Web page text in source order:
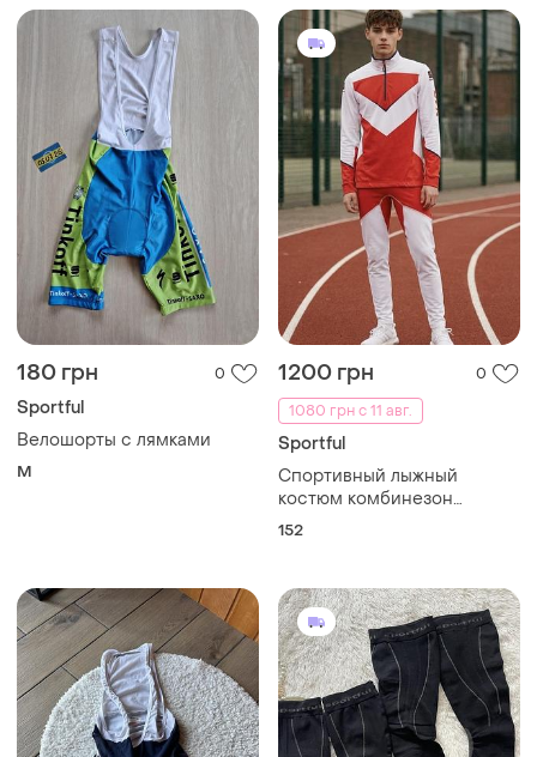
180 грн 0
Sportful
Велошорты с лямками
M
1200 грн
0
1080 грн с 11 авг.
Sportful
Спортивный лыжный
костюм комбинезон
гоночный раздельный на
152